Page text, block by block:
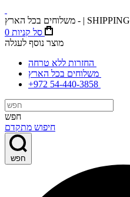
משלוחים בכל הארץ - | SHIPPING
0 סל קניות
מוצר נוסף לעגלה
+972 54-440-3858
חפש
חיפוש מתקדם
חפש